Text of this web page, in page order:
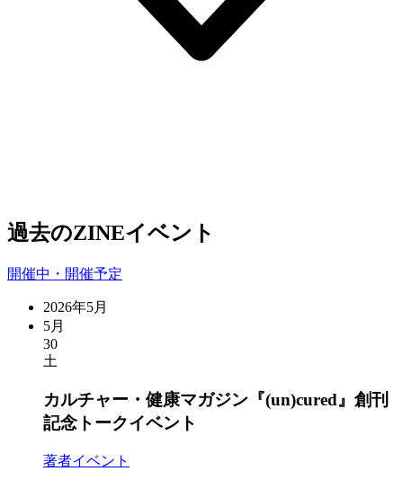
過去のZINEイベント
開催中・開催予定
2026年5月
5月
30
土
カルチャー・健康マガジン『(un)cured』創刊
記念トークイベント
著者イベント